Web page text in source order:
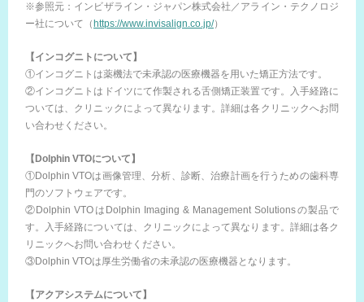
※参照元：インビザライン・ジャパン株式会社／アライン・テクノロジ
ー社について（ https://www.invisalign.co.jp/）
【インコグニトについて】
①インコグニトは薬機法で未承認の医療機器を用いた矯正方法です。
②インコグニトはドイツにて作製される舌側矯正装置です。入手経路に
ついては、クリニックによって異なります。詳細は各クリニックへお問
い合わせください。
【Dolphin VTOについて】
①Dolphin VTOは画像管理、分析、診断、治療計画を行うための歯科専
門のソフトウェアです。
②Dolphin VTOはDolphin Imaging & Management Solutionsの製品で
す。入手経路については、クリニックによって異なります。詳細は各ク
リニックへお問い合わせください。
③Dolphin VTOは厚生労働省の未承認の医療機器となります。
【アクアシステムについて】